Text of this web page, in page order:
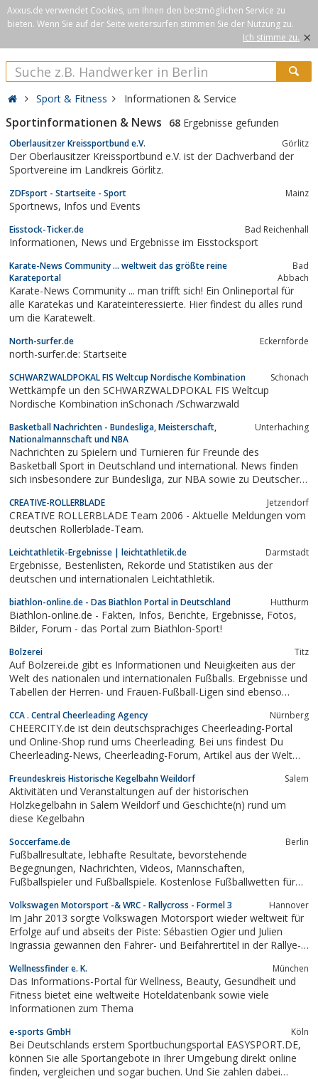
Axxus.de verwendet Cookies, um Ihnen den bestmöglichen Service zu
bieten. Wenn Sie auf der Seite weitersurfen stimmen Sie der Nutzung zu.
Ich stimme zu. ×
Sport & Fitness Informationen & Service
Sportinformationen & News 68 Ergebnisse gefunden
Oberlausitzer Kreissportbund e.V. Görlitz
Der Oberlausitzer Kreissportbund e.V. ist der Dachverband der
Sportvereine im Landkreis Görlitz.
ZDFsport - Startseite - Sport Mainz
Sportnews, Infos und Events
Eisstock-Ticker.de Bad Reichenhall
Informationen, News und Ergebnisse im Eisstocksport
Karate-News Community ... weltweit das größte reine
Karateportal
Bad
Abbach
Karate-News Community ... man trifft sich! Ein Onlineportal für
alle Karatekas und Karateinteressierte. Hier findest du alles rund
um die Karatewelt.
North-surfer.de Eckernförde
north-surfer.de: Startseite
SCHWARZWALDPOKAL FIS Weltcup Nordische Kombination Schonach
Wettkämpfe un den SCHWARZWALDPOKAL FIS Weltcup
Nordische Kombination inSchonach /Schwarzwald
Basketball Nachrichten - Bundesliga, Meisterschaft,
Nationalmannschaft und NBA
Unterhaching
Nachrichten zu Spielern und Turnieren für Freunde des
Basketball Sport in Deutschland und international. News finden
sich insbesondere zur Bundesliga, zur NBA sowie zu Deutscher
CREATIVE-ROLLERBLADE Jetzendorf
CREATIVE ROLLERBLADE Team 2006 - Aktuelle Meldungen vom
deutschen Rollerblade-Team.
Leichtathletik-Ergebnisse | leichtathletik.de Darmstadt
Ergebnisse, Bestenlisten, Rekorde und Statistiken aus der
deutschen und internationalen Leichtathletik.
biathlon-online.de - Das Biathlon Portal in Deutschland Hutthurm
Biathlon-online.de - Fakten, Infos, Berichte, Ergebnisse, Fotos,
Bilder, Forum - das Portal zum Biathlon-Sport!
Bolzerei Titz
Auf Bolzerei.de gibt es Informationen und Neuigkeiten aus der
Welt des nationalen und internationalen Fußballs. Ergebnisse und
Tabellen der Herren- und Frauen-Fußball-Ligen sind ebenso
CCA . Central Cheerleading Agency Nürnberg
CHEERCITY.de ist dein deutschsprachiges Cheerleading-Portal
und Online-Shop rund ums Cheerleading. Bei uns findest Du
Cheerleading-News, Cheerleading-Forum, Artikel aus der Welt
vielen Cheerleader-Events. In unserem Cheerleader-Archiv
erklären wir dir Fachbegriffe aus dem...
Freundeskreis Historische Kegelbahn Weildorf Salem
Aktivitäten und Veranstaltungen auf der historischen
Holzkegelbahn in Salem Weildorf und Geschichte(n) rund um
diese Kegelbahn
Soccerfame.de Berlin
Fußballresultate, lebhafte Resultate, bevorstehende
Begegnungen, Nachrichten, Videos, Mannschaften,
Fußballspieler und Fußballspiele. Kostenlose Fußballwetten für
Herausforderungen.
Volkswagen Motorsport -& WRC - Rallycross - Formel 3 Hannover
Im Jahr 2013 sorgte Volkswagen Motorsport wieder weltweit für
Erfolge auf und abseits der Piste: Sébastien Ogier und Julien
Ingrassia gewannen den Fahrer- und Beifahrertitel in der Rallye-
aus Hannover
Wellnessfinder e. K. München
Das Informations-Portal für Wellness, Beauty, Gesundheit und
Fitness bietet eine weltweite Hoteldatenbank sowie viele
Informationen zum Thema
e-sports GmbH Köln
Bei Deutschlands erstem Sportbuchungsportal EASYSPORT.DE,
können Sie alle Sportangebote in Ihrer Umgebung direkt online
finden, vergleichen und sogar buchen. Und Sie zahlen dabei